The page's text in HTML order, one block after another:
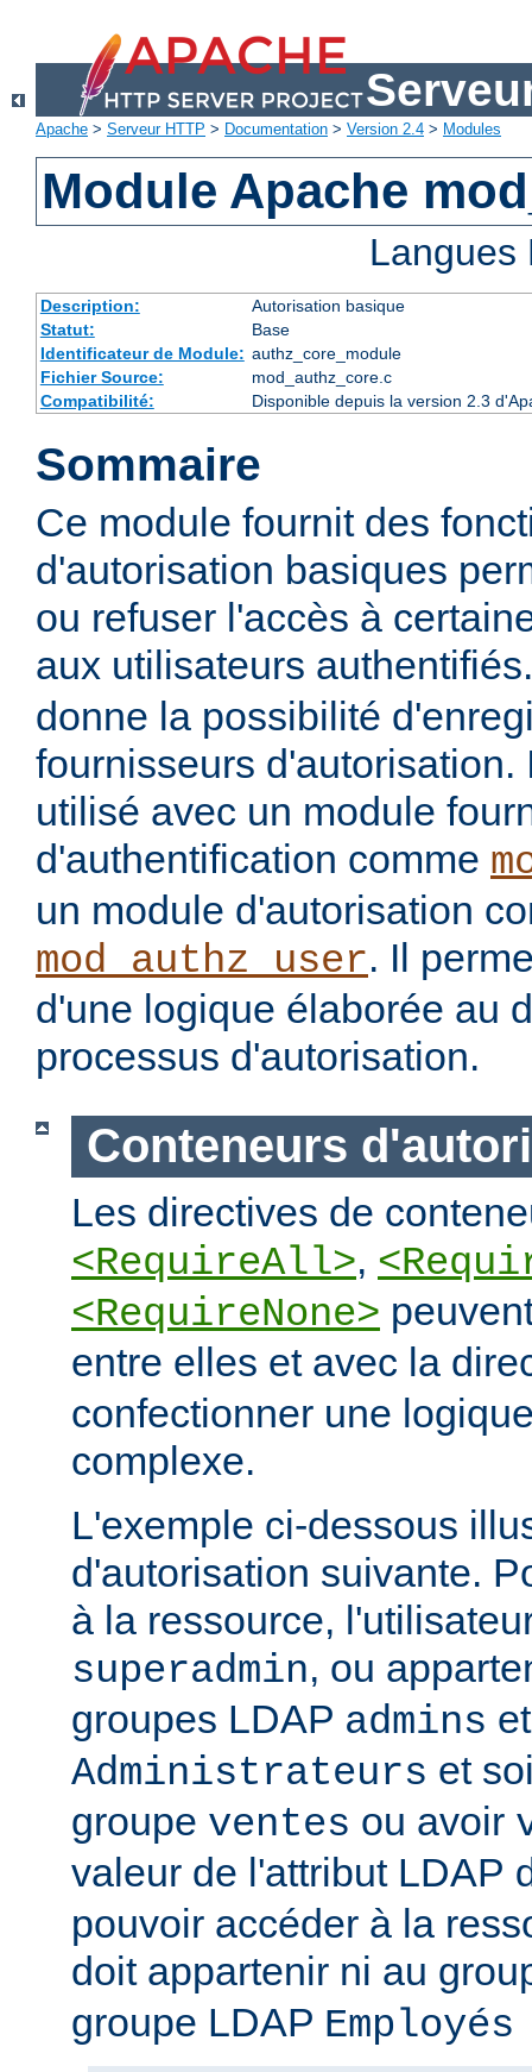
Apache > Serveur HTTP > Documentation > Version 2.4 > Modules
Module Apache
Description:
Autorisation basique
Statut:
Base
Identificateur de Module: authz_core_module
Fichier Source:
mod_authz_core.c
Compatibilité:
Disponible depuis la version 2.3
Sommaire
Ce module fournit des
d'autorisation basiques
ou refuser l'accès à
aux utilisateurs
donne la possibilité
fournisseurs d'autorisation.
utilisé avec un module
d'authentification comme
un module d'autorisation
mod_authz_user. Il
d'une logique élaborée au
processus d'autorisation.
Conteneurs
Les directives de
<RequireAll>,
<RequireNone>
entre elles et avec la
confectionner une
complexe.
L'exemple ci-dessous
d'autorisation suivante.
à la ressource,
superadmin, ou
groupes LDAP admins et
Administrateurs et
groupe ventes ou avoir
valeur de l'attribut LDAP
pouvoir accéder à la
doit appartenir ni au
groupe LDAP